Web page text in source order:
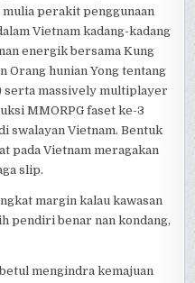
mulia perakit penggunaan
Vietnam kadang-kadang
energik bersama Kung
Orang hunian Yong tentang
serta massively multiplayer
MMORPG faset ke-3
swalayan Vietnam. Bentuk
pada Vietnam meragakan
slip.
margin kalau kawasan
pendiri benar nan kondang,
mengindra kemajuan